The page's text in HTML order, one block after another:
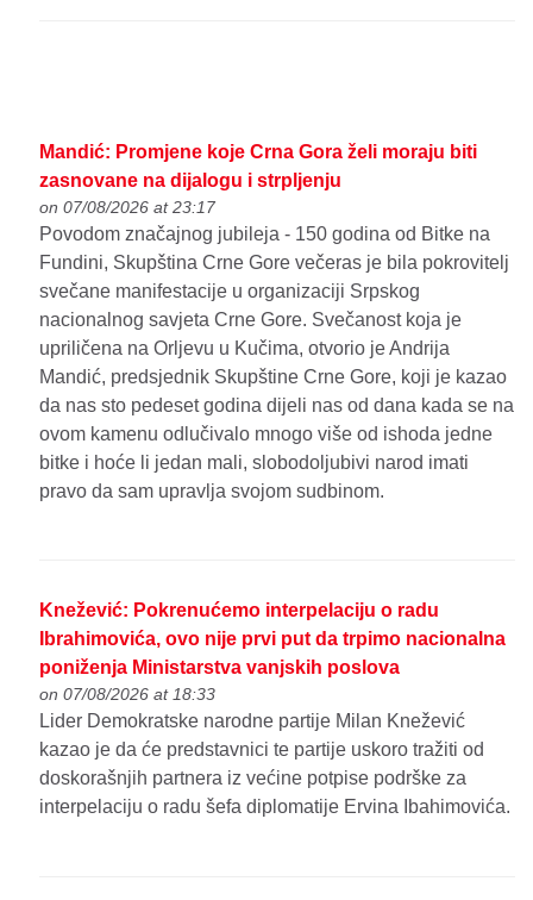
Mandić: Promjene koje Crna Gora želi moraju biti
zasnovane na dijalogu i strpljenju
on 07/08/2026 at 23:17
Povodom značajnog jubileja - 150 godina od Bitke na
Fundini, Skupština Crne Gore večeras je bila pokrovitelj
svečane manifestacije u organizaciji Srpskog
nacionalnog savjeta Crne Gore. Svečanost koja je
upriličena na Orljevu u Kučima, otvorio je Andrija
Mandić, predsjednik Skupštine Crne Gore, koji je kazao
da nas sto pedeset godina dijeli nas od dana kada se na
ovom kamenu odlučivalo mnogo više od ishoda jedne
bitke i hoće li jedan mali, slobodoljubivi narod imati
pravo da sam upravlja svojom sudbinom.
Knežević: Pokrenućemo interpelaciju o radu
Ibrahimovića, ovo nije prvi put da trpimo nacionalna
poniženja Ministarstva vanjskih poslova
on 07/08/2026 at 18:33
Lider Demokratske narodne partije Milan Knežević
kazao je da će predstavnici te partije uskoro tražiti od
doskorašnjih partnera iz većine potpise podrške za
interpelaciju o radu šefa diplomatije Ervina Ibahimovića.